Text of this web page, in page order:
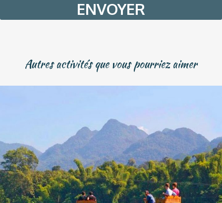
Autres activités que vous pourriez aimer